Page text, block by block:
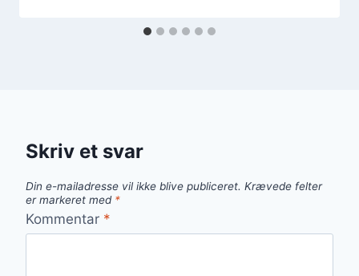
Skriv et svar
Din e-mailadresse vil ikke blive publiceret. Krævede felter
er markeret med *
Kommentar *